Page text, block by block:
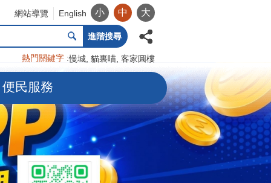
網站導覽 English 小 中 大
進階搜尋
熱門關鍵字 慢城 貓裏喵 客家圓樓
便民服務